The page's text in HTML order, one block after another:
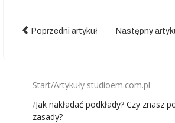
Poprzedni artykuł Następny
Start Artykuły studioem.com.pl
Jak nakładać podkłady? Czy znasz
zasady?